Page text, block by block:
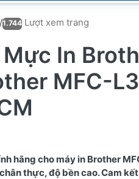
/1.744 Lượt xem trang
In
MFC-
hãng cho máy in Brother
thực, độ bền cao. Cam